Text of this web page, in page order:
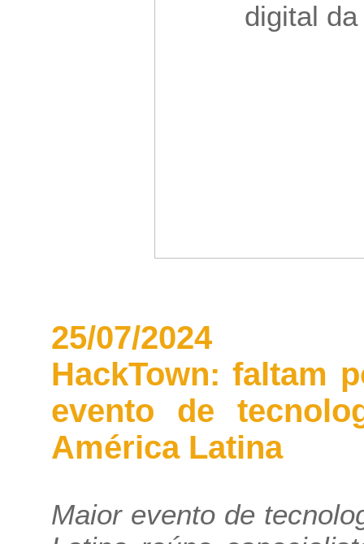
25/07/2024
HackTown: faltam
evento de
América Latina
Maior evento de